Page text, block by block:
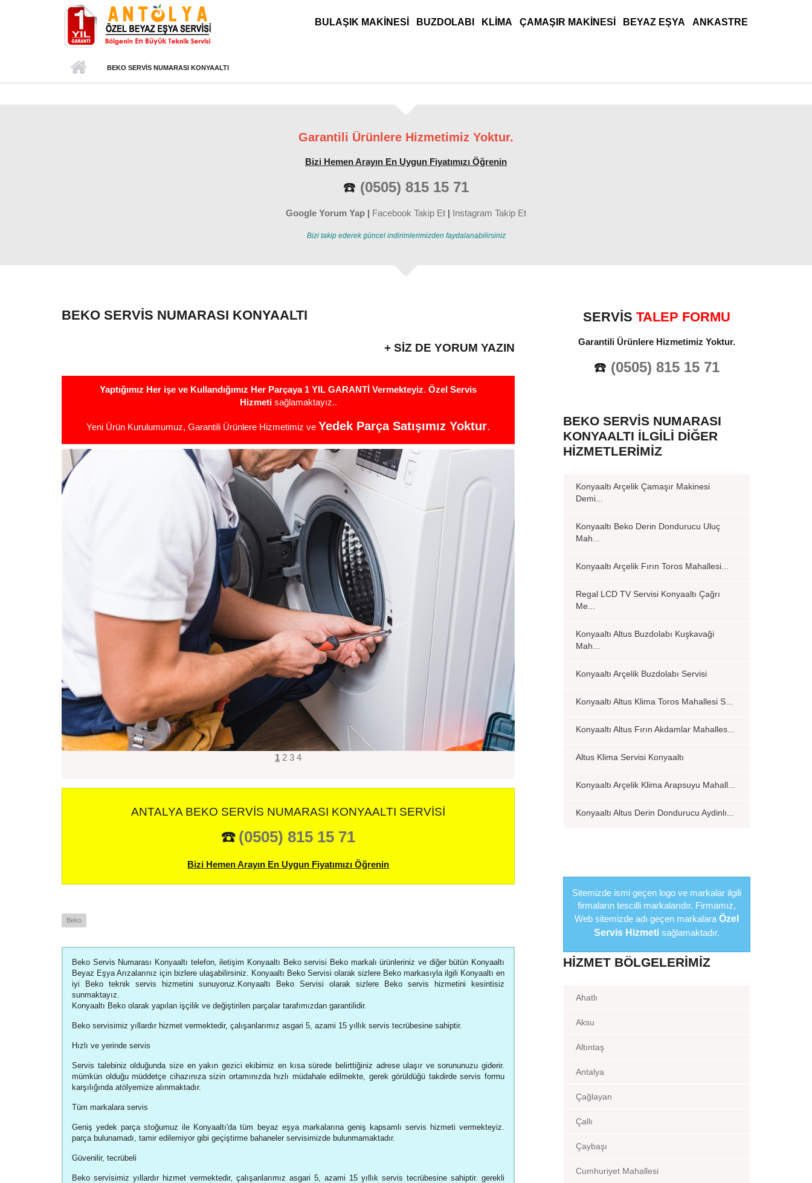
ANA MENÜ
BULAŞIK MAKINESI BUZDOLABI KLIMA ÇAMAŞIR MAKINESI BEYAZ EŞYA ANKASTRE
BEKO SERVIS NUMARASI KONYAALTI
Garantili Ürünlere Hizmetimiz Yoktur.
Bizi Hemen Arayın En Uygun Fiyatımızı Öğrenin
☎️ (0505) 815 15 71
Google Yorum Yap | Facebook Takip Et | Instagram Takip Et
Bizi takip ederek güncel indirimlerimizden faydalanabilirsiniz
BEKO SERVIS NUMARASI KONYAALTI
+ SIZ DE YORUM YAZIN
Yaptığımız Her işe ve Kullandığımız Her Parçaya 1 YIL GARANTİ Vermekteyiz. Özel Servis
Hizmetisağlamaktayız..
Yeni Ürün Kurulumumuz, Garantili Ürünlere Hizmetimiz ve Yedek Parça Satışımız Yoktur.
1 2 3 4
ANTALYA BEKO SERVIS NUMARASI KONYAALTI SERVISI
☎️ (0505) 815 15 71
Bizi Hemen Arayın En Uygun Fiyatımızı Öğrenin
Beko
Beko Servis Numarası Konyaaltı telefon, iletişim Konyaaltı Beko servisi Beko markalı ürünleriniz ve diğer bütün Konyaaltı
Beyaz Eşya Arızalarınız için bizlere ulaşabilirsiniz. Konyaaltı Beko Servisi olarak sizlere Beko markasıyla ilgili Konyaaltı en
iyi Beko teknik servis hizmetini sunuyoruz.Konyaaltı Beko Servisi olarak sizlere Beko servis hizmetini kesintisiz
sunmaktayız.
Konyaaltı Beko olarak yapılan işçilik ve değiştirilen parçalar tarafımızdan garantilidir.
Beko servisimiz yıllardır hizmet vermektedir, çalışanlarımız asgari 5, azami 15 yıllık servis tecrübesine sahiptir.
Hızlı ve yerinde servis
Servis talebiniz olduğunda size en yakın gezici ekibimiz en kısa sürede belirttiğiniz adrese ulaşır ve sorununuzu giderir.
mümkün olduğu müddetçe cihazınıza sizin ortamınızda hızlı müdahale edilmekte, gerek görüldüğü takdirde servis formu
karşılığında atölyemize alınmaktadır.
Tüm markalara servis
Geniş yedek parça stoğumuz ile Konyaaltı'da tüm beyaz eşya markalarına geniş kapsamlı servis hizmeti vermekteyiz.
parça bulunamadı, tamir edilemiyor gibi geçiştirme bahaneler servisimizde bulunmamaktadır.
Güvenilir, tecrübeli
Beko servisimiz yıllardır hizmet vermektedir, çalışanlarımız asgari 5, azami 15 yıllık servis tecrübesine sahiptir. gerekli
SERVİS TALEP FORMU
Garantili Ürünlere Hizmetimiz Yoktur.
☎️ (0505) 815 15 71
BEKO SERVIS NUMARASI
KONYAALTI İLGILI DIĞER
HIZMETLERIMIZ
Konyaaltı Arçelik Çamaşır Makinesi
Demi...
Konyaaltı Beko Derin Dondurucu Uluç
Mah...
Konyaaltı Arçelik Fırın Toros Mahallesi...
Regal LCD TV Servisi Konyaaltı Çağrı
Me...
Konyaaltı Altus Buzdolabı Kuşkavaği
Mah...
Konyaaltı Arçelik Buzdolabı Servisi
Konyaaltı Altus Klima Toros Mahallesi S...
Konyaaltı Altus Fırın Akdamlar Mahalles...
Altus Klima Servisi Konyaaltı
Konyaaltı Arçelik Klima Arapsuyu Mahall...
Konyaaltı Altus Derin Dondurucu Aydinlı...
Sitemizde ismi geçen logo ve markalar ilgili
firmaların tescilli markalarıdır. Firmamız,
Web sitemizde adı geçen markalara Özel
Servis Hizmeti sağlamaktadır.
HIZMET BÖLGELERIMIZ
Ahatlı
Aksu
Altıntaş
Antalya
Çağlayan
Çallı
Çaybaşı
Cumhuriyet Mahallesi